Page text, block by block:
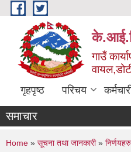
Skip to main content
गाउँ
गृहपृष्ठ परिचय
समाचार
You are here
Home » सूचना तथा जानकारी» निर्णयहरु